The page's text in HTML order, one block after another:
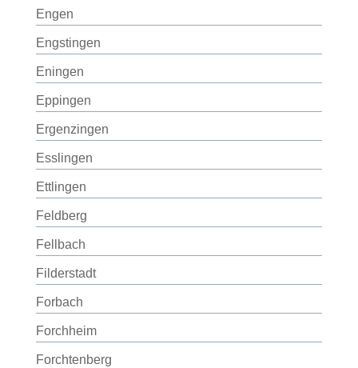
Engen
Engstingen
Eningen
Eppingen
Ergenzingen
Esslingen
Ettlingen
Feldberg
Fellbach
Filderstadt
Forbach
Forchheim
Forchtenberg